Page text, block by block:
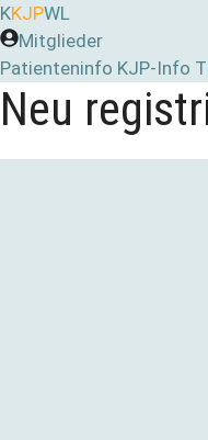
Zum
Inhalt
springen
KKJPWL
Mitglieder
Patienteninfo KJP-Info
Neu